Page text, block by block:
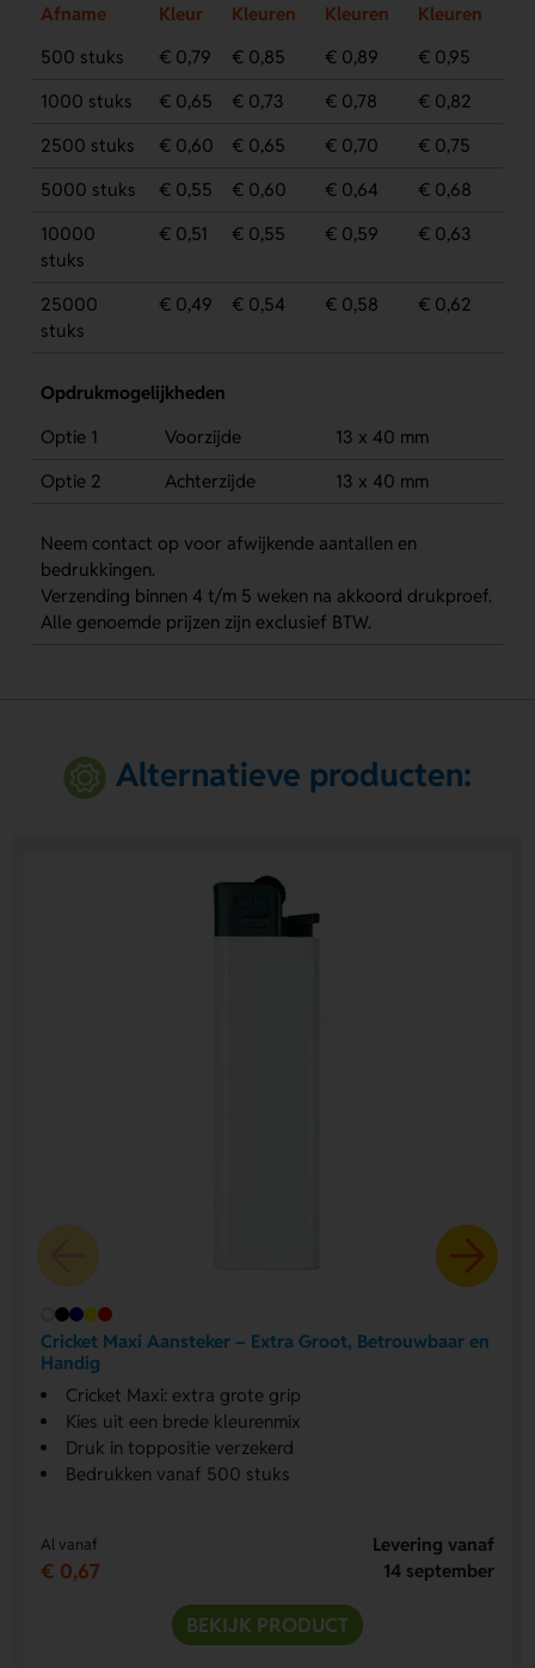
Afname Kleur Kleuren Kleuren
Kleuren
500 stuks
€ 0,79 € 0,85 € 0,89
€ 0,95
1000 stuks
€ 0,65 € 0,73 € 0,78
€ 0,82
2500 stuks
€ 0,60 € 0,65 € 0,70
€ 0,75
5000 stuks
€ 0,55 € 0,60 € 0,64
€ 0,68
10000
stuks
€ 0,51 € 0,55 € 0,59 € 0,63
25000
stuks
€ 0,49 € 0,54 € 0,58 € 0,62
Opdrukmogelijkheden
Optie 1
Voorzijde
13 x 40 mm
Optie 2
Achterzijde 13 x 40 mm
Neem contact op voor afwijkende aantallen en
bedrukkingen.
Verzending binnen 4 t/m 5 weken na akkoord drukproef.
Alle genoemde prijzen zijn exclusief BTW.
Alternatieve producten:
Cricket Maxi Aansteker – Extra Groot, Betrouwbaar en
Handig
Cricket Maxi: extra grote grip
Kies uit een brede kleurenmix
Druk in toppositie verzekerd
Bedrukken vanaf 500 stuks
Al vanaf
€ 0,67
Levering vanaf
14 september
BEKIJK PRODUCT